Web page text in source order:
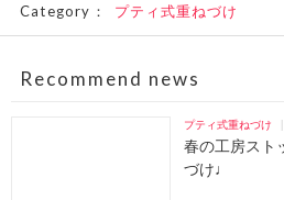
Category： プティ式重ねづけ
Recommend news
プティ式重ねづけ
春の工房スト
づけ♩